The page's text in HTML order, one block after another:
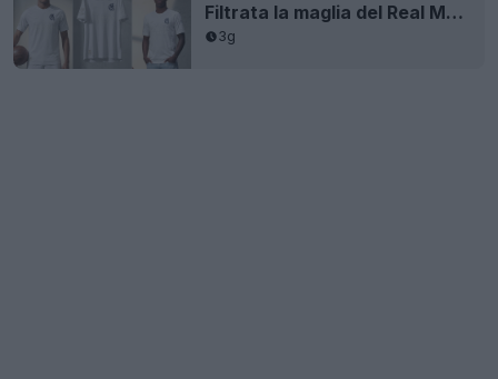
Filtrata la maglia del Real Madrid per il 125° anniversario della stagione 26-27 - In arrivo a marzo 2027
3g